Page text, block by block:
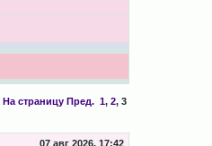
На страницу Пред. 1, 2, 3
07 авг 2026, 17:42